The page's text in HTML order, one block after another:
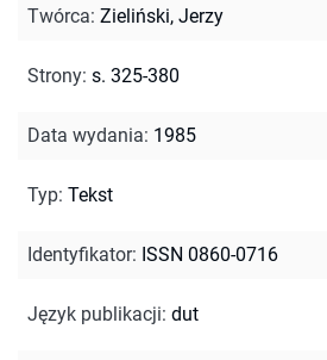
Twórca: Zieliński, Jerzy
Strony: s. 325-380
Data wydania: 1985
Typ: Tekst
Identyfikator: ISSN 0860-0716
Język publikacji: dut